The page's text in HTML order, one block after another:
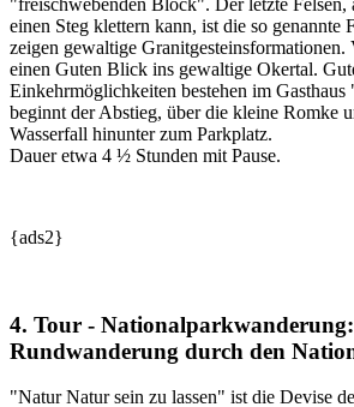
"freischwebenden Block". Der letzte Felsen,
einen Steg klettern kann, ist die so genannte
zeigen gewaltige Granitgesteinsformationen.
einen Guten Blick ins gewaltige Okertal.
Einkehrmöglichkeiten bestehen im
beginnt der Abstieg, über die kleine Romke
Wasserfall hinunter zum Parkplatz.
Dauer etwa 4 ½ Stunden mit Pause.
{ads2}
4. Tour - Nationalparkwanderung:
Rundwanderung durch den
"Natur Natur sein zu lassen" ist die Devise